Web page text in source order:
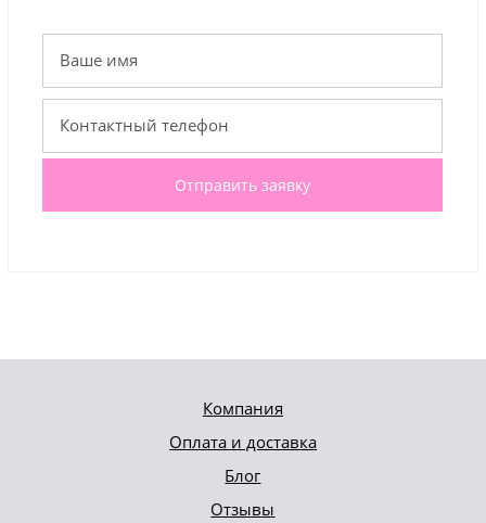
Отправить заявку
Компания
Оплата и доставка
Блог
Отзывы